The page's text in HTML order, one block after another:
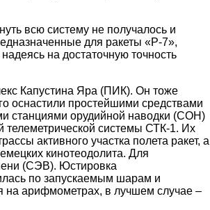
всю систему не получалось и
для ракеты «Р-7»,
на достаточную точность
Капустина Яра (ПИК). Он тоже
оснастили простейшими средствами
станциями орудийной наводки (СОН)
системы СТК-1. Их
активного участка полета ракет, а
кинотеодолита. Для
(СЭВ). Юстировка
по запускаемым шарам и
на арифмометрах, в лучшем случае –